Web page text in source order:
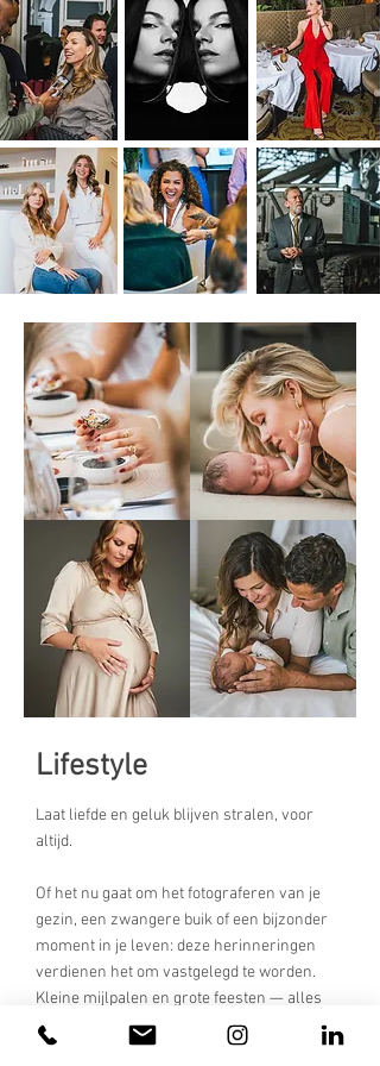
Lifestyle
Laat liefde en geluk blijven stralen, voor
altijd.
Of het nu gaat om het fotograferen van je
gezin, een zwangere buik of een bijzonder
moment in je leven: deze herinneringen
verdienen het om vastgelegd te worden.
Kleine mijlpalen en grote feesten — alles
wat voor jou waardevol is en waar je trots
op bent, is het meer dan waard om te